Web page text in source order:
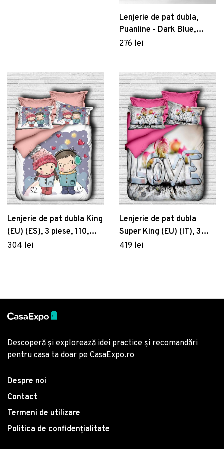
Lenjerie de pat dubla,
Puanline - Dark Blue,
Pearl Home, Bumbac
276 lei
Lenjerie de pat dubla King
(EU) (ES), 3 piese, 110,
Pearl Home, Poliester
304 lei
Lenjerie de pat dubla
Super King (EU) (IT), 3
piese, 170, Pearl Home,
419 lei
Descoperă și explorează idei practice și recomandări
pentru casa ta doar pe CasaExpo.ro
Despre noi
Contact
Termeni de utilizare
Politica de confidențialitate